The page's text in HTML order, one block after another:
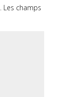
Les champs